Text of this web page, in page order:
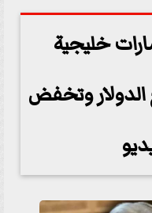
خليجية
الدولار وتخفض